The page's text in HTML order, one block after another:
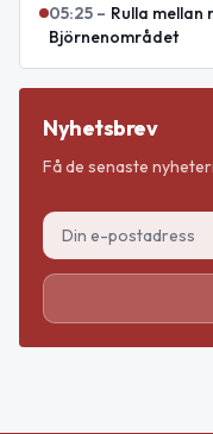
05:25 – Rulla
Björnenområdet
Nyhetsbrev
Få de senaste